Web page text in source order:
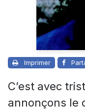
Imprimer
C’est avec
annonçons le